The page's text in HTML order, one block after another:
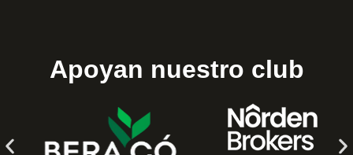
Apoyan nuestro club